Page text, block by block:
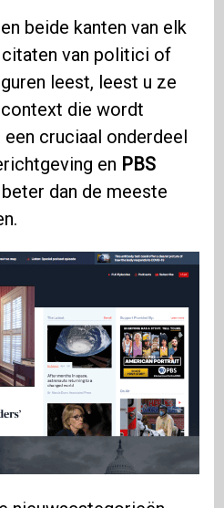
beide kanten van elk
citaten van politici of
leest, leest u ze
die wordt
een cruciaal onderdeel
en PBS
dan de meeste